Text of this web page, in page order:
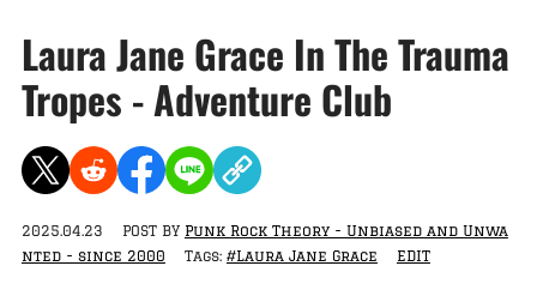
Laura Jane Grace In The Trauma
Tropes - Adventure Club
2025.04.23 POST BY Punk Rock Theory - Unbiased and Unwa
nted - since 2000
Tags: #Laura Jane Grace EDIT